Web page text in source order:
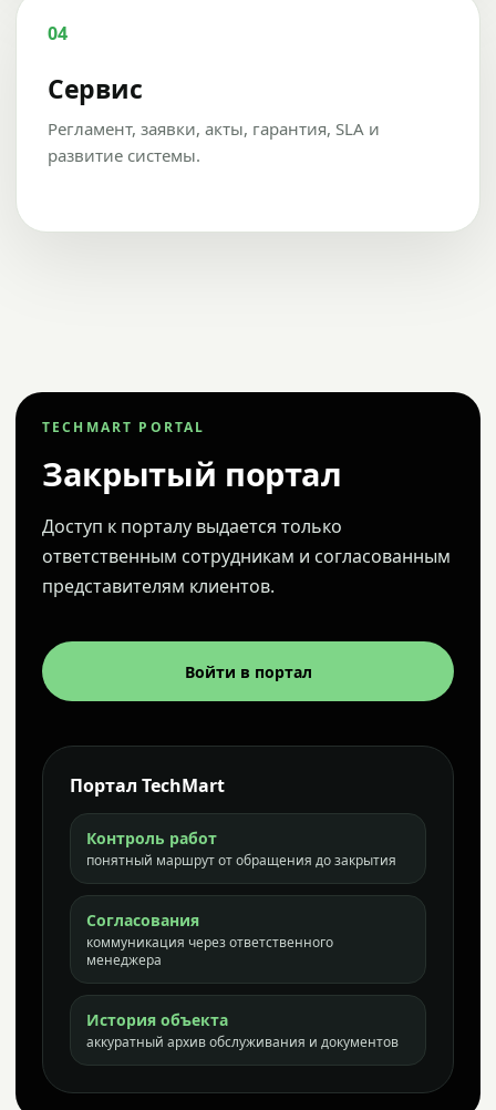
04
Сервис
Регламент, заявки, акты, гарантия, SLA и
развитие системы.
TECHMART PORTAL
Закрытый портал
Доступ к порталу выдается только
ответственным сотрудникам и согласованным
представителям клиентов.
Войти в портал
Портал TechMart
Контроль работ
понятный маршрут от обращения до закрытия
Согласования
коммуникация через ответственного
менеджера
История объекта
аккуратный архив обслуживания и документов